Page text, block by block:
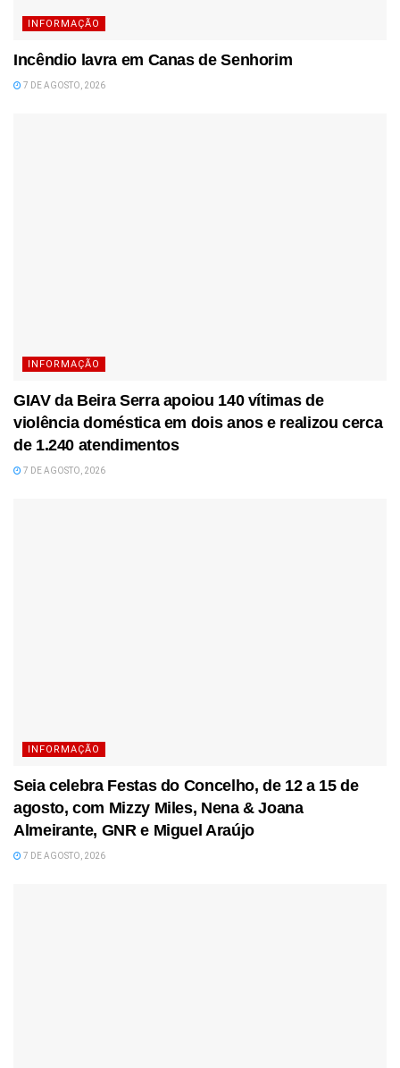
INFORMAÇÃO
Incêndio lavra em Canas de Senhorim
7 DE AGOSTO, 2026
INFORMAÇÃO
GIAV da Beira Serra apoiou 140 vítimas de
violência doméstica em dois anos e realizou cerca
de 1.240 atendimentos
7 DE AGOSTO, 2026
INFORMAÇÃO
Seia celebra Festas do Concelho, de 12 a 15 de
agosto, com Mizzy Miles, Nena & Joana
Almeirante, GNR e Miguel Araújo
7 DE AGOSTO, 2026